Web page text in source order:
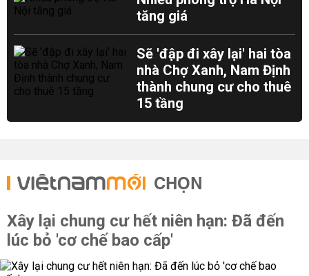
tăng giá
Sẽ 'đập đi xây lại' hai tòa
nhà Chợ Xanh, Nam Định
thành chung cư cho thuê
15 tầng
CHỌN
Xây lại chung cư hết niên hạn: Đã đến
lúc bỏ 'cơ chế bao cấp'